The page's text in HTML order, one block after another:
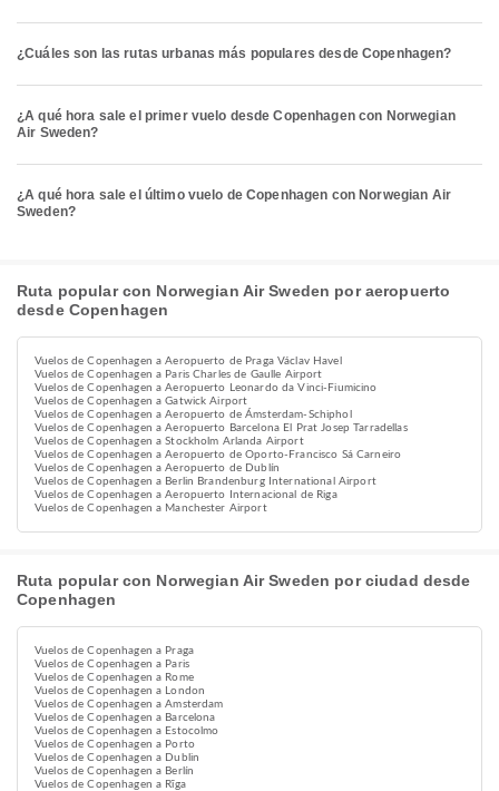
¿Cuáles son las rutas urbanas más populares desde Copenhagen?
¿A qué hora sale el primer vuelo desde Copenhagen con Norwegian
Air Sweden?
¿A qué hora sale el último vuelo de Copenhagen con Norwegian Air
Sweden?
Ruta popular con Norwegian Air Sweden por aeropuerto
desde Copenhagen
Vuelos de Copenhagen a Aeropuerto de Praga Václav Havel
Vuelos de Copenhagen a Paris Charles de Gaulle Airport
Vuelos de Copenhagen a Aeropuerto Leonardo da Vinci-Fiumicino
Vuelos de Copenhagen a Gatwick Airport
Vuelos de Copenhagen a Aeropuerto de Ámsterdam-Schiphol
Vuelos de Copenhagen a Aeropuerto Barcelona El Prat Josep Tarradellas
Vuelos de Copenhagen a Stockholm Arlanda Airport
Vuelos de Copenhagen a Aeropuerto de Oporto-Francisco Sá Carneiro
Vuelos de Copenhagen a Aeropuerto de Dublín
Vuelos de Copenhagen a Berlin Brandenburg International Airport
Vuelos de Copenhagen a Aeropuerto Internacional de Riga
Vuelos de Copenhagen a Manchester Airport
Ruta popular con Norwegian Air Sweden por ciudad desde
Copenhagen
Vuelos de Copenhagen a Praga
Vuelos de Copenhagen a Paris
Vuelos de Copenhagen a Rome
Vuelos de Copenhagen a London
Vuelos de Copenhagen a Amsterdam
Vuelos de Copenhagen a Barcelona
Vuelos de Copenhagen a Estocolmo
Vuelos de Copenhagen a Porto
Vuelos de Copenhagen a Dublin
Vuelos de Copenhagen a Berlín
Vuelos de Copenhagen a Rīga